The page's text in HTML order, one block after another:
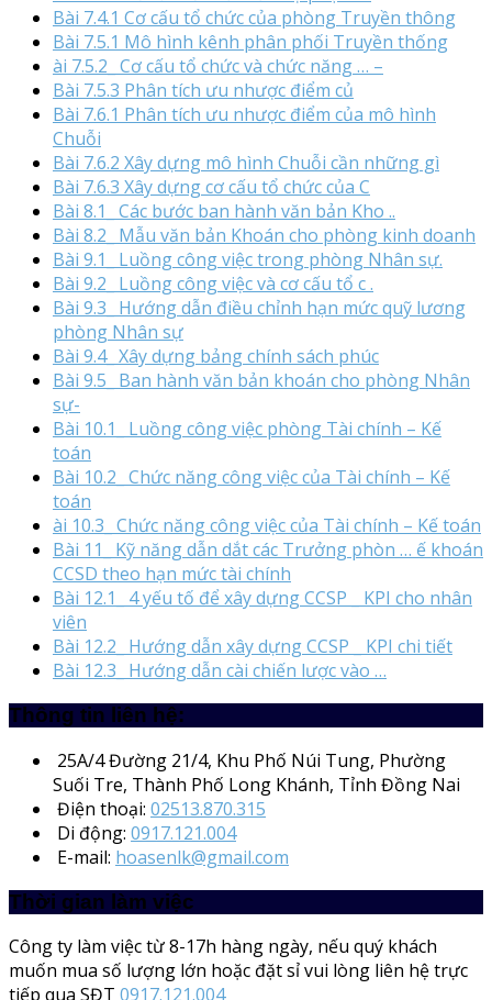
Bài 7.4.1 Cơ cấu tổ chức của phòng Truyền thông
Bài 7.5.1 Mô hình kênh phân phối Truyền thống
ài 7.5.2_ Cơ cấu tổ chức và chức năng … –
Bài 7.5.3 Phân tích ưu nhược điểm củ
Bài 7.6.1 Phân tích ưu nhược điểm của mô hình
Chuỗi
Bài 7.6.2 Xây dựng mô hình Chuỗi cần những gì
Bài 7.6.3 Xây dựng cơ cấu tổ chức của C
Bài 8.1_ Các bước ban hành văn bản Kho ..
Bài 8.2_ Mẫu văn bản Khoán cho phòng kinh doanh
Bài 9.1_ Luồng công việc trong phòng Nhân sự.
Bài 9.2_ Luồng công việc và cơ cấu tổ c .
Bài 9.3_ Hướng dẫn điều chỉnh hạn mức quỹ lương
phòng Nhân sự
Bài 9.4_ Xây dựng bảng chính sách phúc
Bài 9.5_ Ban hành văn bản khoán cho phòng Nhân
sự-
Bài 10.1_ Luồng công việc phòng Tài chính – Kế
toán
Bài 10.2_ Chức năng công việc của Tài chính – Kế
toán
ài 10.3_ Chức năng công việc của Tài chính – Kế toán
Bài 11_ Kỹ năng dẫn dắt các Trưởng phòn … ế khoán
CCSD theo hạn mức tài chính
Bài 12.1_ 4 yếu tố để xây dựng CCSP _ KPI cho nhân
viên
Bài 12.2_ Hướng dẫn xây dựng CCSP _ KPI chi tiết
Bài 12.3_ Hướng dẫn cài chiến lược vào …
Thông tin liên hệ:
25A/4Đường 21/4, Khu Phố Núi Tung, Phường
Suối Tre, Thành Phố Long Khánh, Tỉnh Đồng Nai
Điện thoại: 02513.870.315
Di động: 0917.121.004
E-mail: hoasenlk@gmail.com
Thời gian làm việc
Công ty làm việc từ 8-17h hàng ngày, nếu quý khách
muốn mua số lượng lớn hoặc đặt sỉ vui lòng liên hệ trực
tiếp qua SĐT 0917.121.004